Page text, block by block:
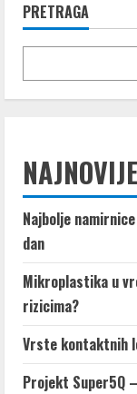
jabuku
dnevno
PRETRAGA
Najbolje
dan
Mikroplastika u
rizicima?
Vrste kontaktnih
Projekt Super5Q